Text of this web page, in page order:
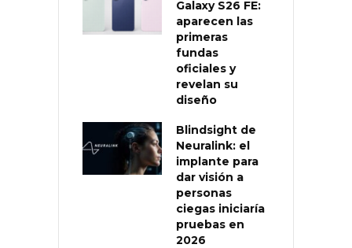
Galaxy S26 FE:
aparecen las
primeras
fundas
oficiales y
revelan su
diseño
Blindsight de
Neuralink: el
implante para
dar visión a
personas
ciegas iniciaría
pruebas en
2026